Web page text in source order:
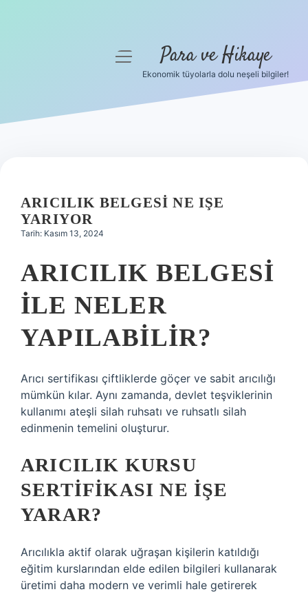
Hakkımızda
menüyü
Para ve Hikaye
Ekonomik tüyolarla dolu neşeli bilgiler!
ARICILIK BELGESI NE IŞE
YARIYOR
Tarih: Kasım 13, 2024
ARICILIK BELGESI
ILE NELER
YAPILABILIR?
Arıcı sertifikası çiftliklerde göçer ve sabit arıcılığı
mümkün kılar. Aynı zamanda, devlet teşviklerinin
kullanımı ateşli silah ruhsatı ve ruhsatlı silah
edinmenin temelini oluşturur.
ARICILIK KURSU
SERTIFIKASI NE IŞE
YARAR?
Arıcılıkla aktif olarak uğraşan kişilerin katıldığı
eğitim kurslarından elde edilen bilgileri kullanarak
üretimi daha modern ve verimli hale getirerek